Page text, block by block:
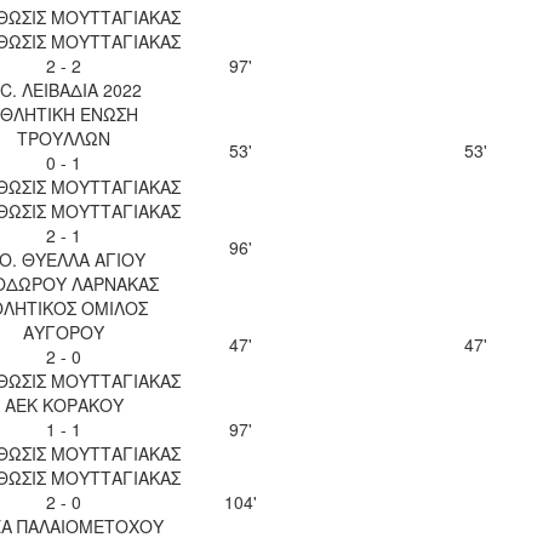
ΜΟΥΤΤΑΓΙΑΚΑΣ
ΜΟΥΤΤΑΓΙΑΚΑΣ
2 - 2
ΛΕΙΒΑΔΙΑ 2022
97'
ΕΝΩΣΗ
ΤΡΟΥΛΛΩΝ
0 - 1
ΜΟΥΤΤΑΓΙΑΚΑΣ
53' 53'
ΜΟΥΤΤΑΓΙΑΚΑΣ
2 - 1
ΘΥΕΛΛΑ ΑΓΙΟΥ
ΛΑΡΝΑΚΑΣ
96'
ΟΜΙΛΟΣ
ΑΥΓΟΡΟΥ
2 - 0
ΜΟΥΤΤΑΓΙΑΚΑΣ
47' 47'
ΑΕΚ ΚΟΡΑΚΟΥ
1 - 1
ΜΟΥΤΤΑΓΙΑΚΑΣ
97'
ΜΟΥΤΤΑΓΙΑΚΑΣ
2 - 0
ΠΑΛΑΙΟΜΕΤΟΧΟΥ
104'